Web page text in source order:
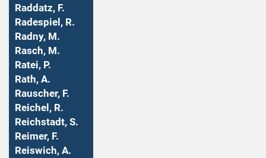
Raddatz, F.
Radespiel, R.
Radny, M.
Rasch, M.
Ratei, P.
Rath, A.
Rauscher, F.
Reichel, R.
Reichstadt, S.
Reimer, F.
Reiswich, A.